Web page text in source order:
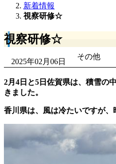
新着情報
視察研修☆
視察研修☆
2025年02月06日
その他
2月4日と5日佐賀県は、積雪の
きました。
香川県は、風は冷たいですが、